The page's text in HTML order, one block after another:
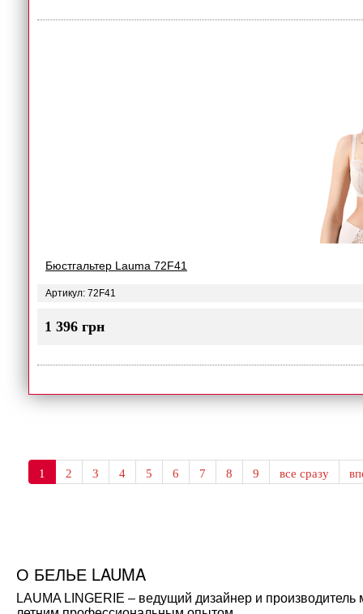
Бюстгальтер Lauma 72F41
Артикул: 72F41
1 396 грн
1 2 3 4 5 6 7 8 9 все сразу
О БЕЛЬЕ LAUMA
LAUMA LINGERIE – ведущий дизайнер и